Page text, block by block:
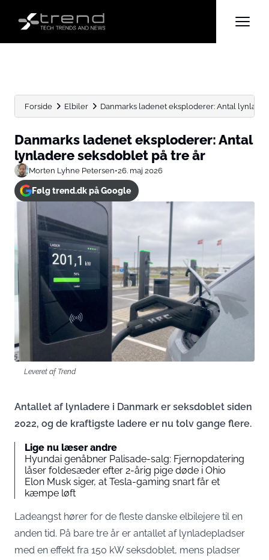
Forside Elbiler Danmarks ladenet eksploderer: Antal
Danmarks ladenet eksploderer: Antal
lynladere seksdoblet på tre år
Morten Lyhne Petersen•26. maj 2026
Følg trend.dk på Google
Leveret af Trend
Antallet af lynladere i Danmark er seksdoblet siden
2022, og de kraftigste ladere er nu tolv gange flere.
Lige nu læser andre
Hyundai genåbner Palisade-salg: Fjernopdatering
låser foldesæder efter 2-årig pige døde i Ohio
Elon Musk siger, at Tesla-gaming snart får et
kæmpe løft
Ladeangst hører for de fleste danske elbilejere til en
anden tid. På bare tre år er antallet af lynladepladser
med en effekt fra 150 kW seksdoblet, mens pladser